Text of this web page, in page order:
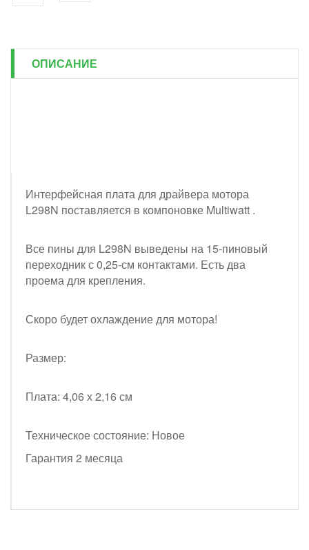
ОПИСАНИЕ
Интерфейсная плата для драйвера мотора
L298N поставляется в компоновке Multiwatt .
Все пины для L298N выведены на 15-пиновый
переходник с 0,25-см контактами. Есть два
проема для крепления.
Скоро будет охлаждение для мотора!
Размер:
Плата: 4,06 х 2,16 см
Техническое состояние: Новое
Гарантия 2 месяца